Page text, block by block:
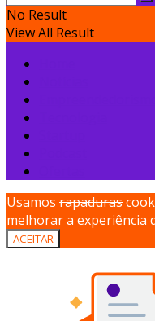
No Result
View All Result
Usamos rapaduras
melhorar a experiência
ACEITAR